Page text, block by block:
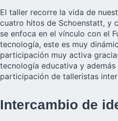
El taller recorre la vida de
cuatro hitos de Schoenstatt, y
se enfoca en el vínculo con el
tecnología, este es muy
participación muy activa
tecnología educativa y
participación de talleristas
Intercambio de